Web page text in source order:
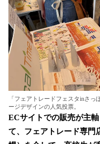
「フェアトレードフェスタinさっ
ージデザインの人気投票。
ECサイトでの販売が主
て、フェアトレード専門